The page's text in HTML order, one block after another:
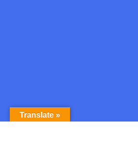
Translate »